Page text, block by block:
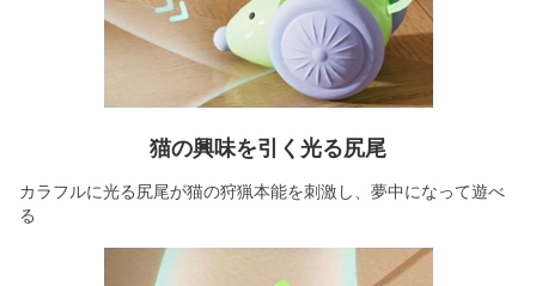
猫の興味を引く光る尻尾
カラフルに光る尻尾が猫の狩猟本能を刺激し、夢中になって遊べ
る